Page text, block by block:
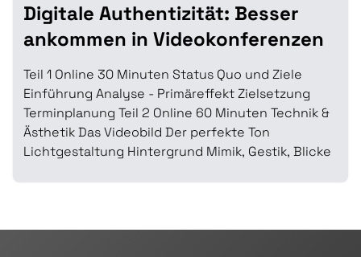
Digitale Authentizität: Besser
ankommen in Videokonferenzen
Teil 1 Online 30 Minuten Status Quo und Ziele
Einführung Analyse - Primäreffekt Zielsetzung
Terminplanung Teil 2 Online 60 Minuten Technik &
Ästhetik Das Videobild Der perfekte Ton
Lichtgestaltung Hintergrund Mimik, Gestik, Blicke